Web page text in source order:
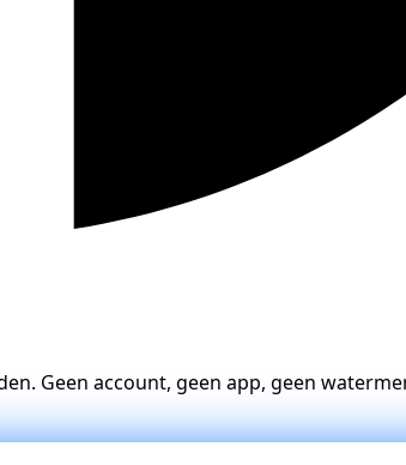
Geen account, geen app, geen